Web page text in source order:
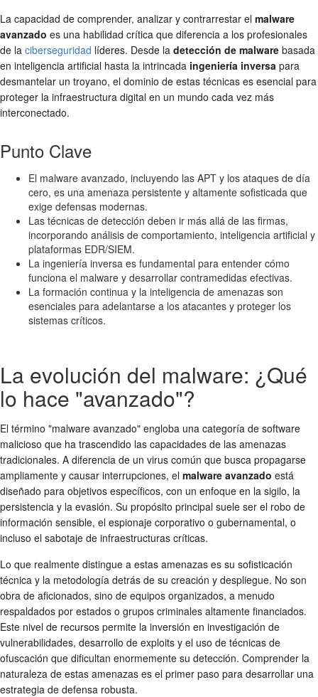
La capacidad de comprender, analizar y contrarrestar el malware
avanzado es una habilidad crítica que diferencia a los profesionales
de la ciberseguridad líderes. Desde la detección de malware basada
en inteligencia artificial hasta la intrincada ingeniería inversa para
desmantelar un troyano, el dominio de estas técnicas es esencial para
proteger la infraestructura digital en un mundo cada vez más
interconectado.
Punto Clave
El malware avanzado, incluyendo las APT y los ataques de día
cero, es una amenaza persistente y altamente sofisticada que
exige defensas modernas.
Las técnicas de detección deben ir más allá de las firmas,
incorporando análisis de comportamiento, inteligencia artificial y
plataformas EDR/SIEM.
La ingeniería inversa es fundamental para entender cómo
funciona el malware y desarrollar contramedidas efectivas.
La formación continua y la inteligencia de amenazas son
esenciales para adelantarse a los atacantes y proteger los
sistemas críticos.
La evolución del malware: ¿Qué
lo hace "avanzado"?
El término "malware avanzado" engloba una categoría de software
malicioso que ha trascendido las capacidades de las amenazas
tradicionales. A diferencia de un virus común que busca propagarse
ampliamente y causar interrupciones, el malware avanzado está
diseñado para objetivos específicos, con un enfoque en la sigilo, la
persistencia y la evasión. Su propósito principal suele ser el robo de
información sensible, el espionaje corporativo o gubernamental, o
incluso el sabotaje de infraestructuras críticas.
Lo que realmente distingue a estas amenazas es su sofisticación
técnica y la metodología detrás de su creación y despliegue. No son
obra de aficionados, sino de equipos organizados, a menudo
respaldados por estados o grupos criminales altamente financiados.
Este nivel de recursos permite la inversión en investigación de
vulnerabilidades, desarrollo de exploits y el uso de técnicas de
ofuscación que dificultan enormemente su detección. Comprender la
naturaleza de estas amenazas es el primer paso para desarrollar una
estrategia de defensa robusta.